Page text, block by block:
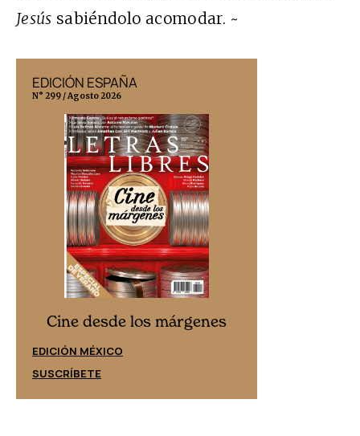
Jesús sabiéndolo acomodar. ~
EDICIÓN ESPAÑA
N° 299 / Agosto 2026
Cine desde los márgenes
EDICIÓN MÉXICO
SUSCRÍBETE